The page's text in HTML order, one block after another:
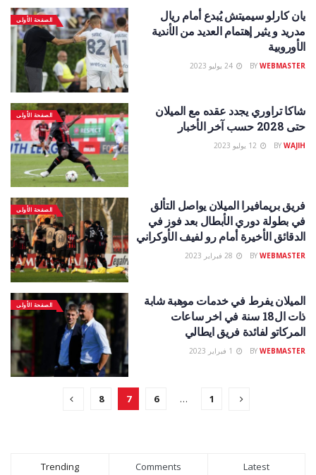
الصفحة الأولى
يان كارلو سيميتش يُبدع أمام ريال
مدريد و يثير إهتمام العديد من الأندية
الأوروبية
BY WEBMASTER
الصفحة الأولى
شاكا تراوري يجدد عقده مع الميلان
حتى 2028 حسب آخر الأخبار
BY WAJIH
الصفحة الأولى
فريق بريمافيرا الميلان يواصل التألق
في بطولة دوري الأبطال بعد فوز في
الدقائق الأخيرة أمام رو لفيف الأوكراني
BY WEBMASTER
الصفحة الأولى
الميلان يفرط في خدمات موهبة شابة
ذات ال18 سنة في اخر ساعات
المركاتو لفائدة فريق ايطالي
BY WEBMASTER
1
…
6
7
8
Trending Comments Latest